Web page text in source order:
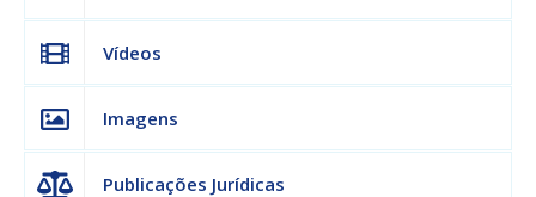
Vídeos
Imagens
Publicações Jurídicas